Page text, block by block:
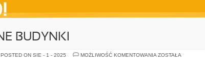
BUDYNKI
POSTED ON SIE - 1 - 2025 MOŻLIWOŚĆ KOMENTOWANIA NOWOCZESNE
ZOSTAŁA